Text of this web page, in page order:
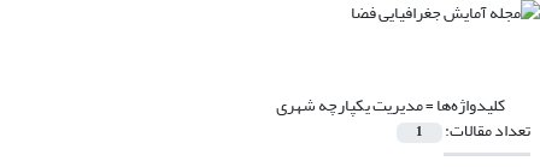
کلیدواژه‌ها =مدیریت یکپارچه شهری
تعداد مقالات: 1